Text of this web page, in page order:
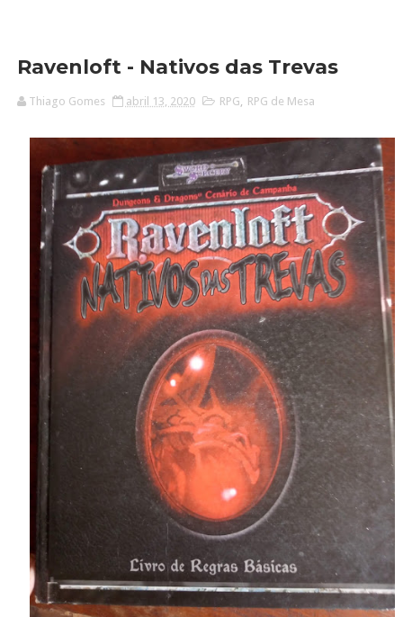
Ravenloft - Nativos das Trevas
Thiago Gomes abril 13, 2020 RPG RPG de Mesa